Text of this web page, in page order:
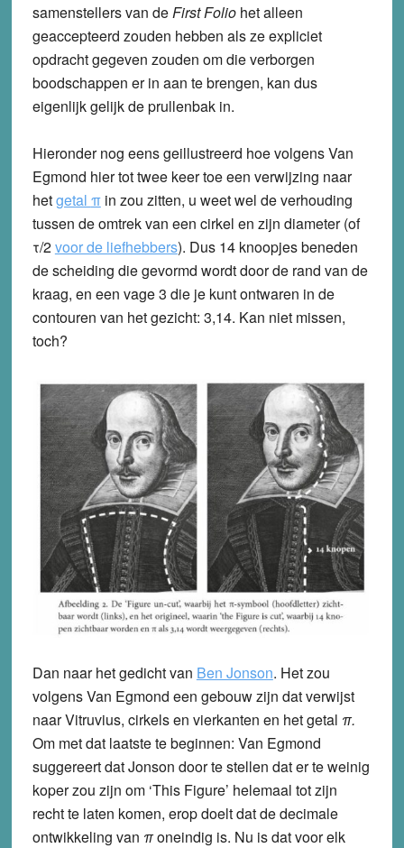
samenstellers van deFirst Foliohet alleen
geaccepteerd zouden hebben als ze expliciet
opdracht gegeven zouden om die verborgen
boodschappen er in aan te brengen, kan dus
eigenlijk gelijk de prullenbak in.
Hieronder nog eens geillustreerd hoe volgens Van
Egmond hier tot twee keer toe een verwijzing naar
hetgetal πin zou zitten, u weet wel de verhouding
tussen de omtrek van een cirkel en zijn diameter (of
τ/2voor de liefhebbers). Dus 14 knoopjes beneden
de scheiding die gevormd wordt door de rand van de
kraag, en een vage 3 die je kunt ontwaren in de
contouren van het gezicht: 3,14. Kan niet missen,
toch?
Dan naar het gedicht van Ben Jonson. Het zou
volgens Van Egmond een gebouw zijn dat verwijst
naar Vitruvius, cirkels en vierkanten en het getal π.
Om met dat laatste te beginnen: Van Egmond
suggereert dat Jonson door te stellen dat er te weinig
koper zou zijn om ‘This Figure’ helemaal tot zijn
recht te laten komen, erop doelt dat de decimale
ontwikkeling van πoneindig is. Nu is dat voor elk